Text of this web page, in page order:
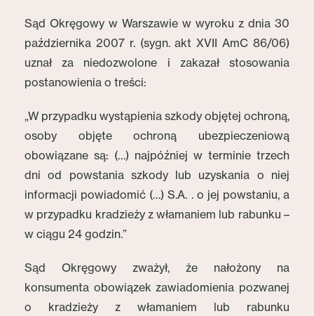
Sąd Okręgowy w Warszawie w wyroku z dnia 30
października 2007 r. (sygn. akt XVII AmC 86/06)
uznał za niedozwolone i zakazał stosowania
postanowienia o treści:
„W przypadku wystąpienia szkody objętej ochroną,
osoby objęte ochroną ubezpieczeniową
obowiązane są: (…) najpóźniej w terminie trzech
dni od powstania szkody lub uzyskania o niej
informacji powiadomić (…) S.A. . o jej powstaniu, a
w przypadku kradzieży z włamaniem lub rabunku –
w ciągu 24 godzin.”
Sąd Okręgowy zważył, że nałożony na
konsumenta obowiązek zawiadomienia pozwanej
o kradzieży z włamaniem lub rabunku